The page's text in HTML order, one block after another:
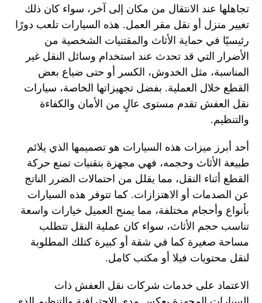
تجاهلها عند الانتقال من مكان إلى آخر، سواء كان ذلك
تغيير منزل أو نقل مقر العمل. هذه السيارات تلعب دورًا
رئيسيًا في حماية الأثاث والمقتنيات الشخصية من
الأضرار التي قد تحدث عند استخدام وسائل النقل غير
المناسبة، مثل الخدوش، الكسر أو حتى ضياع بعض
القطع خلال العملية. بفضل تجهيزاتها الخاصة، سيارات
نقل العفش تقدم مستوى عالٍ من الأمان والكفاءة
والتنظيم.
أحد أبرز ميزات هذه السيارات هو تصميمها الذي يلائم
طبيعة الأثاث وحجمه، فهي مجهزة بتقنيات تمنع حركة
القطع أثناء النقل، مما يقلل من احتمالات الضرر الناتج
عن الصدمات أو الاهتزازات. كما تتوفر هذه السيارات
بأنواع وأحجام مختلفة، مما يمنح العميل خيارات واسعة
تناسب حجم الأثاث، سواء كان عملية النقل تتطلب
مساحة صغيرة كما في شقة أو كبيرة كتلك المطلوبة
لنقل محتويات فيلا أو مكتب كامل.
الاعتماد على خدمات شركات نقل العفش ذات